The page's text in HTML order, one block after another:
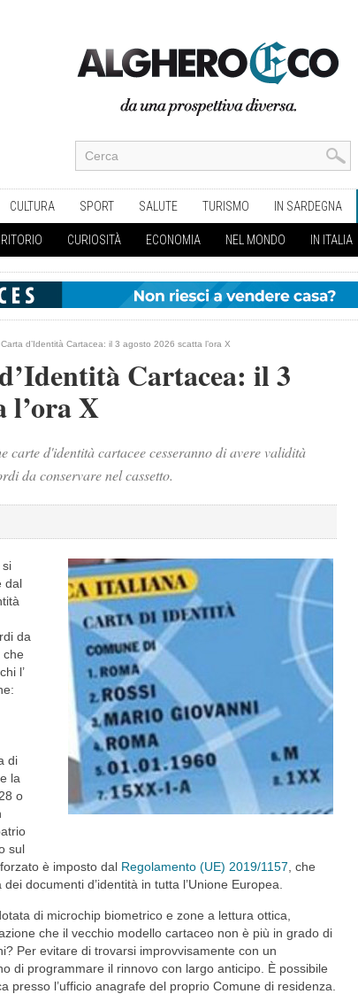
CULTURA SPORT SALUTE TURISMO IN SARDEGNA
CURIOSITÀ ECONOMIA NEL MONDO IN ITALIA
d’Identità Cartacea: il 3 agosto 2026 scatta l’ora X
Cartacea: il 3
l’ora X
carte d'identità cartacee cesseranno di avere validità
da conservare nel cassetto.
si
dal
da
che
l’
di
la
o
sul
è imposto dal Regolamento (UE) 2019/1157 , che
documenti d’identità in tutta l’Unione Europea.
di microchip biometrico e zone a lettura ottica,
che il vecchio modello cartaceo non è più in grado di
Per evitare di trovarsi improvvisamente con un
di programmare il rinnovo con largo anticipo. È possibile
presso l’ufficio anagrafe del proprio Comune di residenza.